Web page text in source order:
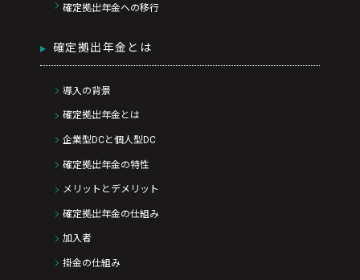
確定拠出年金への移行
確定拠出年金とは
導入の背景
確定拠出年金とは
企業型DCと個人型DC
確定拠出年金の特性
メリットとデメリット
確定拠出年金の仕組み
加入者
掛金の仕組み